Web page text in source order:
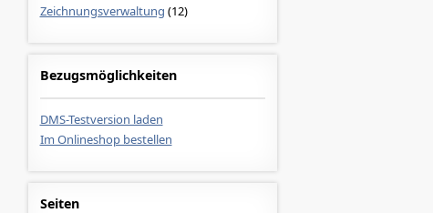
Zeichnungsverwaltung (12)
Bezugsmöglichkeiten
DMS-Testversion laden
Im Onlineshop bestellen
Seiten